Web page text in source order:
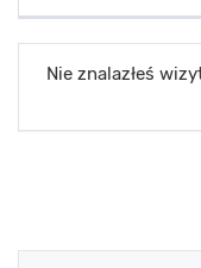
Nie znalazłeś